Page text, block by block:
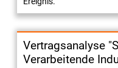
Vertragsanalyse
Verarbeitende